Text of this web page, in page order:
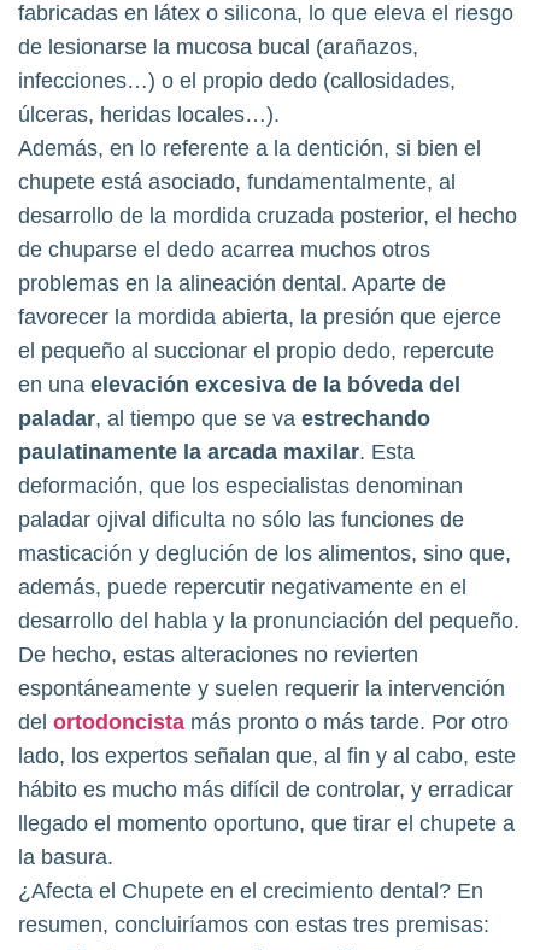
fabricadas en látex o silicona, lo que eleva el riesgo
de lesionarse la mucosa bucal (arañazos,
infecciones…) o el propio dedo (callosidades,
úlceras, heridas locales…).
Además, en lo referente a la dentición, si bien el
chupete está asociado, fundamentalmente, al
desarrollo de la mordida cruzada posterior, el hecho
de chuparse el dedo acarrea muchos otros
problemas en la alineación dental. Aparte de
favorecer la mordida abierta, la presión que ejerce
el pequeño al succionar el propio dedo, repercute
en una elevación excesiva de la bóveda del
paladar, al tiempo que se va estrechando
paulatinamente la arcada maxilar. Esta
deformación, que los especialistas denominan
paladar ojival dificulta no sólo las funciones de
masticación y deglución de los alimentos, sino que,
además, puede repercutir negativamente en el
desarrollo del habla y la pronunciación del pequeño.
De hecho, estas alteraciones no revierten
espontáneamente y suelen requerir la intervención
del ortodoncista más pronto o más tarde. Por otro
lado, los expertos señalan que, al fin y al cabo, este
hábito es mucho más difícil de controlar, y erradicar
llegado el momento oportuno, que tirar el chupete a
la basura.
¿Afecta el Chupete en el crecimiento dental? En
resumen, concluiríamos con estas tres premisas: